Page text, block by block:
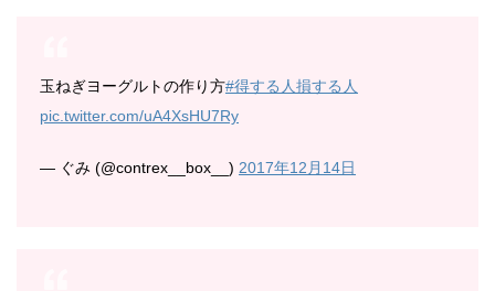
玉ねぎヨーグルトの作り方#得する人損する人
pic.twitter.com/uA4XsHU7Ry
— ぐみ (@contrex__box__) 2017年12月14日